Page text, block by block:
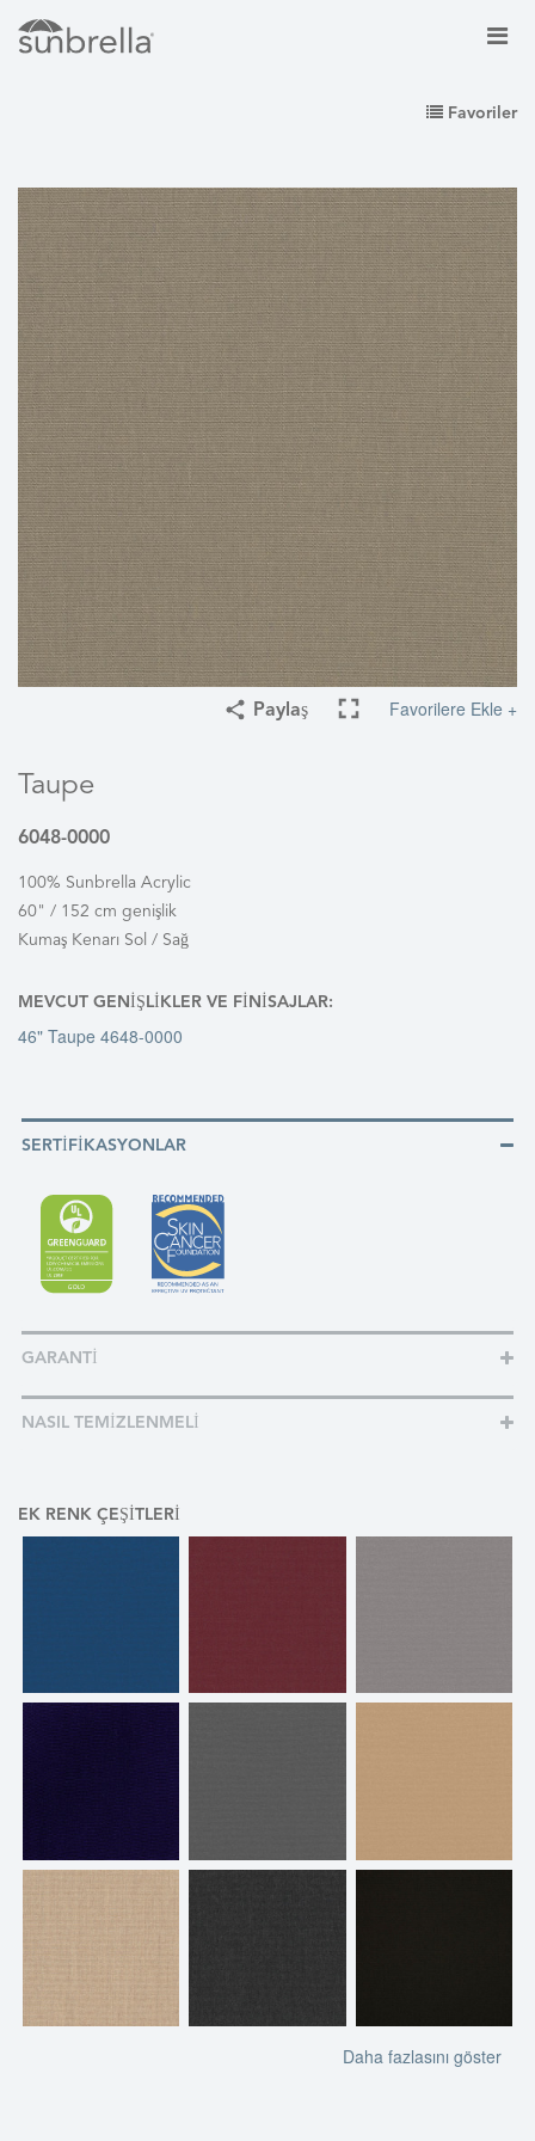
Favoriler
Paylaş Favorilere Ekle +
Taupe
6048-0000
100% Sunbrella Acrylic
60" / 152 cm genişlik
Kumaş Kenarı Sol / Sağ
MEVCUT GENIŞLIKLER VE FINISAJLAR:
46" Taupe 4648-0000
SERTIFIKASYONLAR
GARANTI
NASIL TEMIZLENMELI
EK RENK ÇEŞITLERI
Daha fazlasını göster